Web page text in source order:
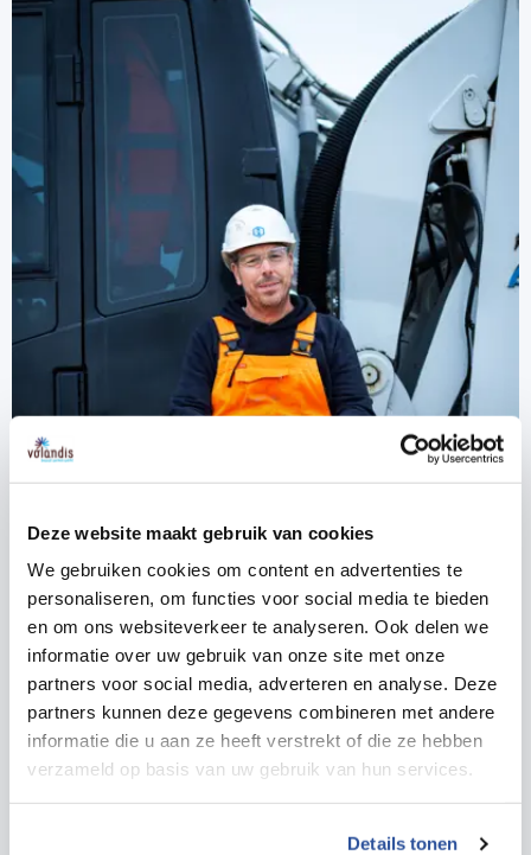
Deze website maakt gebruik van cookies
We gebruiken cookies om content en advertenties te
personaliseren, om functies voor social media te bieden
en om ons websiteverkeer te analyseren. Ook delen we
informatie over uw gebruik van onze site met onze
partners voor social media, adverteren en analyse. Deze
partners kunnen deze gegevens combineren met andere
informatie die u aan ze heeft verstrekt of die ze hebben
verzameld op basis van uw gebruik van hun services.
Details tonen
Intredekeuringen. De btw wordt niet vergoed.
Het onderzoek is vrijwillig, de werkgever heeft
geen geschiktheidsverklaring nodig om de
werknemer in zijn functie te laten werken.
Het Intrede-onderzoek kan worden uitgevoerd
terwijl de werknemer al in dienst is.
De arbodienst declareert het Vrijwillig Intrede-
onderzoek direct bij Volandis, de werkgever
ontvangt geen factuur.
BBL - 1 Intrede-onderzoek
BBL - 2 Intredekeuring
BBL - 3 Intredekeuring
BBL - 4 Intredekeuring
BOL - 1 Intrede-onderzoek
BOL - 2 Intrede-onderzoek
BOL - 3 Intrede-onderzoek
BOL - 4 Intrede-onderzoek
Inspiratie
Voor jou geregeld